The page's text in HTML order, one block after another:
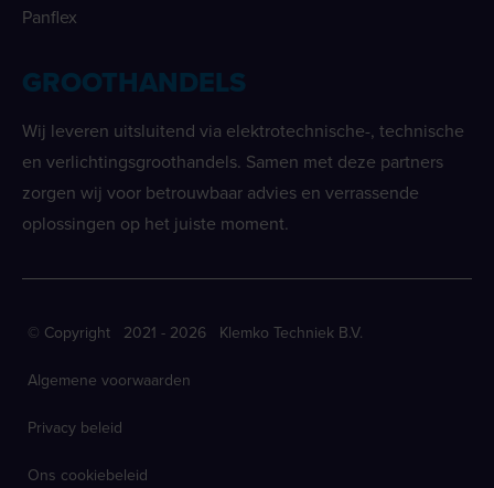
Panflex
GROOTHANDELS
Wij leveren uitsluitend via elektrotechnische-, technische
en verlichtingsgroothandels. Samen met deze partners
zorgen wij voor betrouwbaar advies en verrassende
oplossingen op het juiste moment.
© Copyright 2021 - 2026 Klemko Techniek B.V.
Algemene voorwaarden
Privacy beleid
Ons cookiebeleid